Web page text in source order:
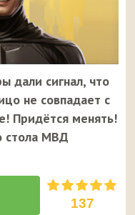
дали сигнал, что
не совпадает с
Придётся менять!
стола МВД
137